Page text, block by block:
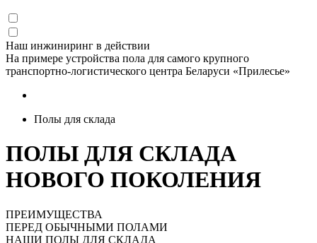
Наш инжиниринг в действии
На примере устройства пола для самого крупного
транспортно-логистического центра Беларуси «Прилесье»
Полы для склада
ПОЛЫ ДЛЯ СКЛАДА
НОВОГО ПОКОЛЕНИЯ
ПРЕИМУЩЕСТВА
ПЕРЕД ОБЫЧНЫМИ ПОЛАМИ
НАШИ ПОЛЫ ДЛЯ СКЛАДА